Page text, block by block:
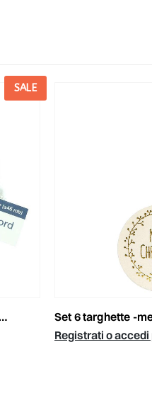
SALE
set 6 targhette -merry
Registrati o